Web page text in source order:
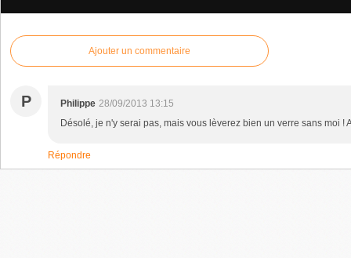
Ajouter un commentaire
P Philippe 28/09/2013 13:15
Désolé, je n'y serai pas, mais vous lèverez bien un verre sans moi !
Répondre